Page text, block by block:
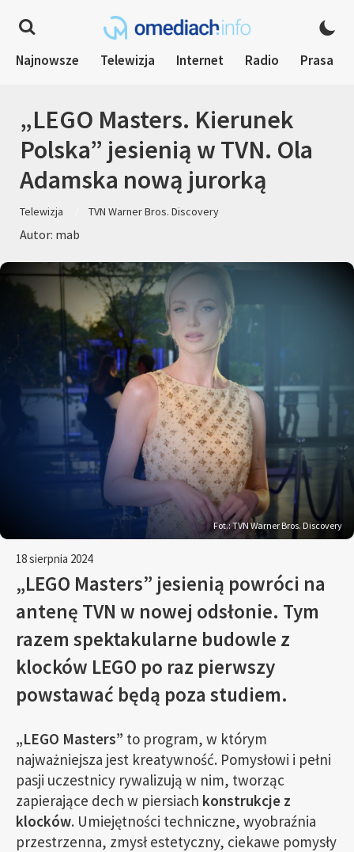
Najnowsze Telewizja Internet Radio Prasa
„LEGO Masters. Kierunek
Polska” jesienią w TVN. Ola
Adamska nową jurorką
Telewizja TVN Warner Bros. Discovery
Autor: mab
Fot.: TVN Warner Bros. Discovery
18 sierpnia 2024
„LEGO Masters” jesienią powróci na
antenę TVN w nowej odsłonie. Tym
razem spektakularne budowle z
klocków LEGO po raz pierwszy
powstawać będą poza studiem.
„LEGO Masters” to program, w którym
najważniejsza jest kreatywność. Pomysłowi i pełni
pasji uczestnicy rywalizują w nim, tworząc
zapierające dech w piersiach konstrukcje z
klocków. Umiejętności techniczne, wyobraźnia
przestrzenna, zmysł estetyczny, ciekawe pomysły